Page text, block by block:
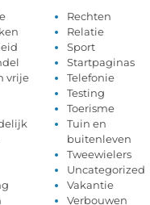
vrije
Rechten
Relatie
Sport
Startpaginas
Telefonie
Testing
Toerisme
Tuin en
buitenleven
Tweewielers
Uncategorized
Vakantie
Verbouwen